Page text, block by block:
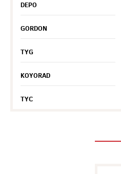
DEPO
GORDON
TYG
KOYORAD
TYC